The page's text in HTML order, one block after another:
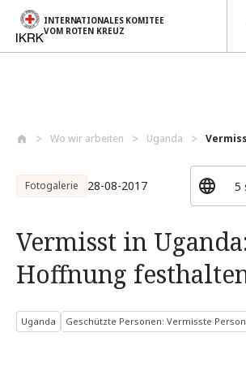
INTERNATIONALES KOMITEE
VOM ROTEN KREUZ
Wo wir arbeiten Uganda
Fotogalerie 28-08-2017
Vermisst in
Hoffnung
Uganda Geschützte Personen: Vermisste